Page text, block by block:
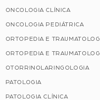
ONCOLOGIA CLÍNICA
ONCOLOGIA PEDIÁTRICA
ORTOPEDIA E
ORTOPEDIA E
OTORRINOLARINGOLOGIA
PATOLOGIA
PATOLOGIA CLÍNICA